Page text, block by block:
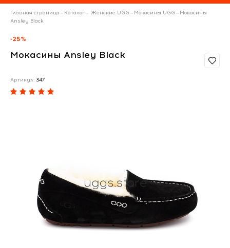
Главная страница— Каталог— Женские UGG— Мокасины UGG— Мокасины
Ansley Black
-25%
Мокасины Ansley Black
Артикул: 347